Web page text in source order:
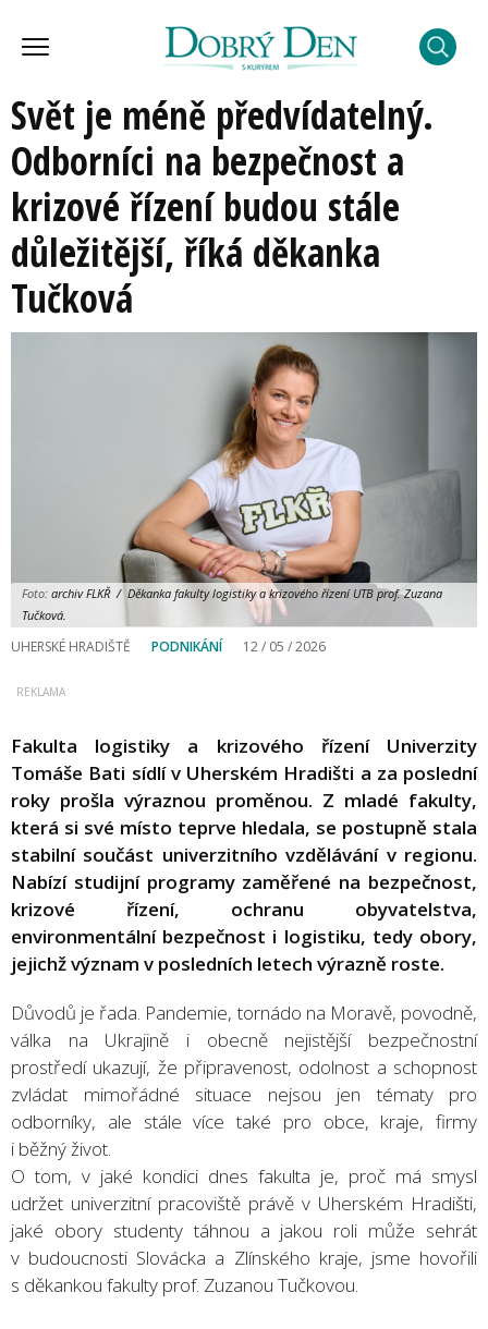
Svět je méně předvídatelný.
Odborníci na bezpečnost a
krizové řízení budou stále
důležitější, říká děkanka
Tučková
Foto: archiv FLKŘ / Děkanka fakulty logistiky a krizového řízení UTB prof. Zuzana
Tučková.
UHERSKÉ HRADIŠTĚ PODNIKÁNÍ 12 / 05 / 2026
Fakulta logistiky a krizového řízení Univerzity
Tomáše Bati sídlí v Uherském Hradišti a za poslední
roky prošla výraznou proměnou. Z mladé fakulty,
která si své místo teprve hledala, se postupně stala
stabilní součást univerzitního vzdělávání v regionu.
Nabízí studijní programy zaměřené na bezpečnost,
krizové řízení, ochranu obyvatelstva,
environmentální bezpečnost i logistiku, tedy obory,
jejichž význam v posledních letech výrazně roste.
Důvodů je řada. Pandemie, tornádo na Moravě, povodně,
válka na Ukrajině i obecně nejistější bezpečnostní
prostředí ukazují, že připravenost, odolnost a schopnost
zvládat mimořádné situace nejsou jen tématy pro
odborníky, ale stále více také pro obce, kraje, firmy
i běžný život.
O tom, v jaké kondici dnes fakulta je, proč má smysl
udržet univerzitní pracoviště právě v Uherském Hradišti,
jaké obory studenty táhnou a jakou roli může sehrát
v budoucnosti Slovácka a Zlínského kraje, jsme hovořili
s děkankou fakulty prof. Zuzanou Tučkovou.